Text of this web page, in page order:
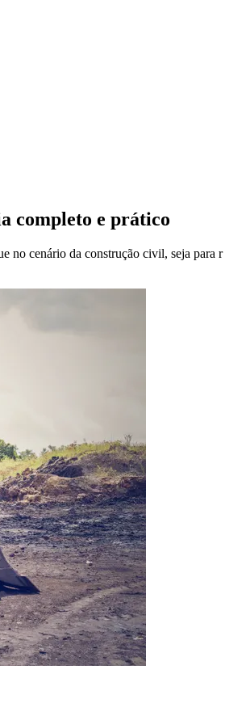
completo e prático
no cenário da construção civil, seja para r